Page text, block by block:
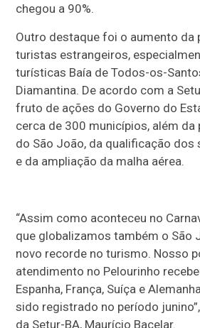
chegou a 90%.
Outro destaque foi o aumento da
turistas estrangeiros,
turísticas Baía de Todos-os-
Diamantina. De acordo com a
fruto de ações do Governo do
cerca de 300 municípios, além
do São João, da qualificação
e da ampliação da malha aérea.
“Assim como aconteceu no
que globalizamos também o São
novo recorde no turismo. Nosso
atendimento no Pelourinho
Espanha, França, Suíça e
sido registrado no período
da Setur-BA, Maurício Bacelar.